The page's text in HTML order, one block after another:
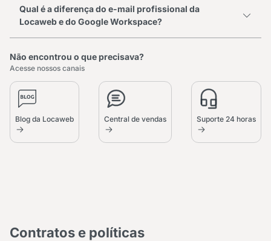
Qual é a diferença do e-mail profissional da
Locaweb e do Google Workspace?
Não encontrou o que precisava?
Acesse nossos canais
Blog da Locaweb Central de vendas Suporte 24 horas
Contratos e políticas